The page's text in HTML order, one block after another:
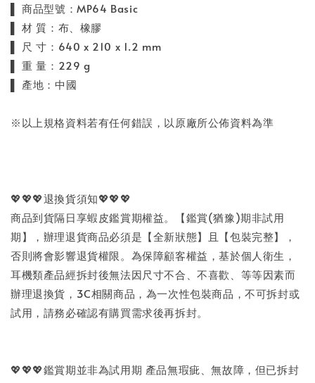
▌ 商品型號：MP64 Basic
▌ 材 質：布、橡膠
▌ 尺 寸：640 x 210 x 1.2 mm
▌ 重 量：229 g
▌ 產地：中國
※以上規格資料若有任何錯誤，以原廠所公佈資料為準
💖💖💖退換貨須知💖💖💖
商品到貨隔日享蝦皮鑑賞期權益。【鑑賞(猶豫)期非試用
期】，辦理退貨商品必須是【全新狀態】且【包裝完整】，
否則將會影響退貨權限。為保障顧客權益，基於個人衛生，
耳機類產品經拆封後無法因尺寸不合、不喜歡、等等因素而
辦理退換貨，3C相關商品，為一次性包裝商品，不可拆封或
試用，請務必確認有購買需求後再拆封。
💖💖💖鑑賞期並非為試用期 產品無瑕疵、無故障，但已拆封